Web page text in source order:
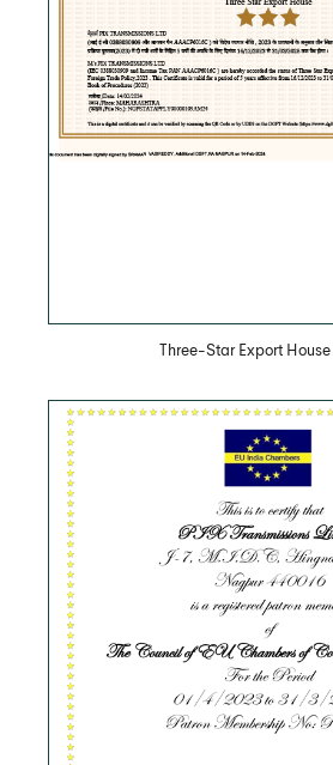
Three-Star Export
Скачать PDF
Скачать PDF